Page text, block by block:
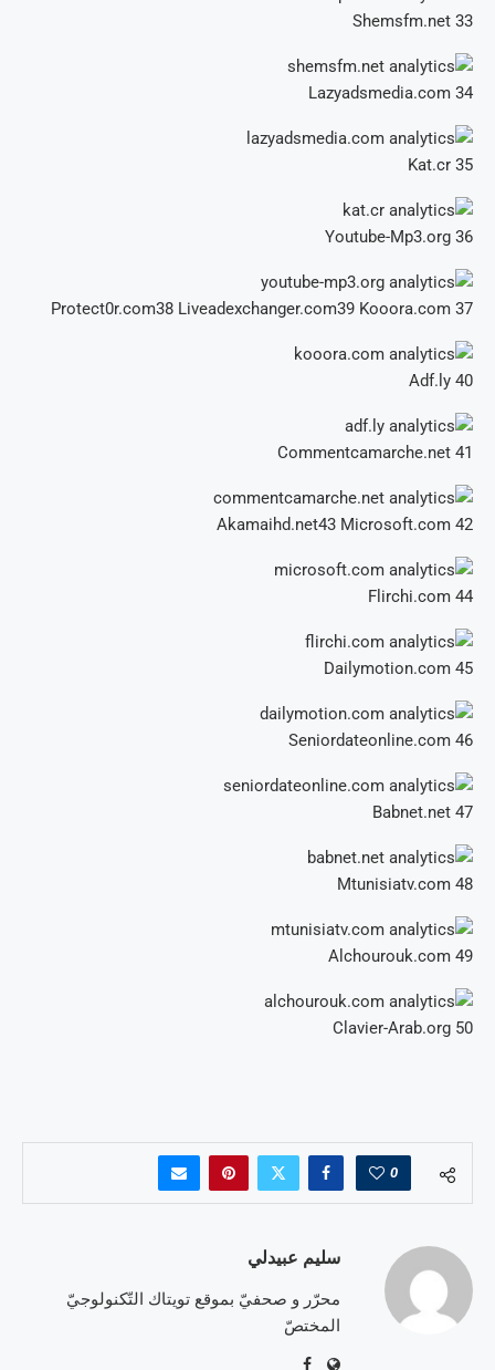
33
34
35
36
37
Liveadexchanger.com39 Kooora.com
40
41
42
Microsoft.com
44
45
46
47
48
49
50
0
سليم عبيدلي
محرّر و صحفيّ بموقع تويتاك التّكنولوجيّ
المختصّ